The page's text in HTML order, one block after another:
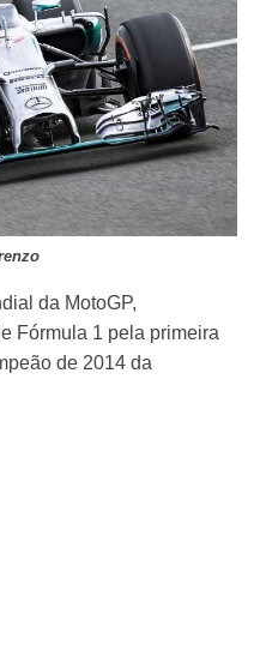
da MotoGP,
Fórmula 1 pela primeira
de 2014 da